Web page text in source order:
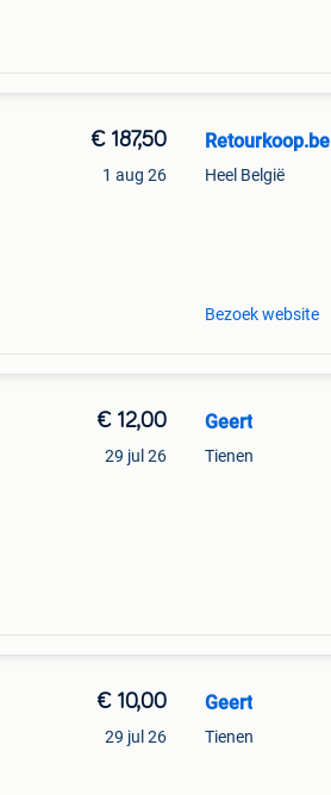
€ 187,50
1 aug 26
Retourkoop.be
Heel België
Bezoek website
€ 12,00
29 jul 26
Geert
Tienen
€ 10,00
29 jul 26
Geert
Tienen